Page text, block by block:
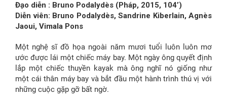
Đạo diễn : Bruno Podalydès (Pháp, 2015, 104’)
Diễn viên: Bruno Podalydès, Sandrine Kiberlain, Agnès
Jaoui, Vimala Pons
Một nghệ sĩ đồ họa ngoài năm mươi tuổi luôn luôn mơ
ước được lái một chiếc máy bay. Một ngày ông quyết định
lắp một chiếc thuyền kayak mà ông nghĩ nó giống như
một cái thân máy bay và bắt đầu một hành trình thú vị với
những cuộc gặp gỡ bất ngờ.